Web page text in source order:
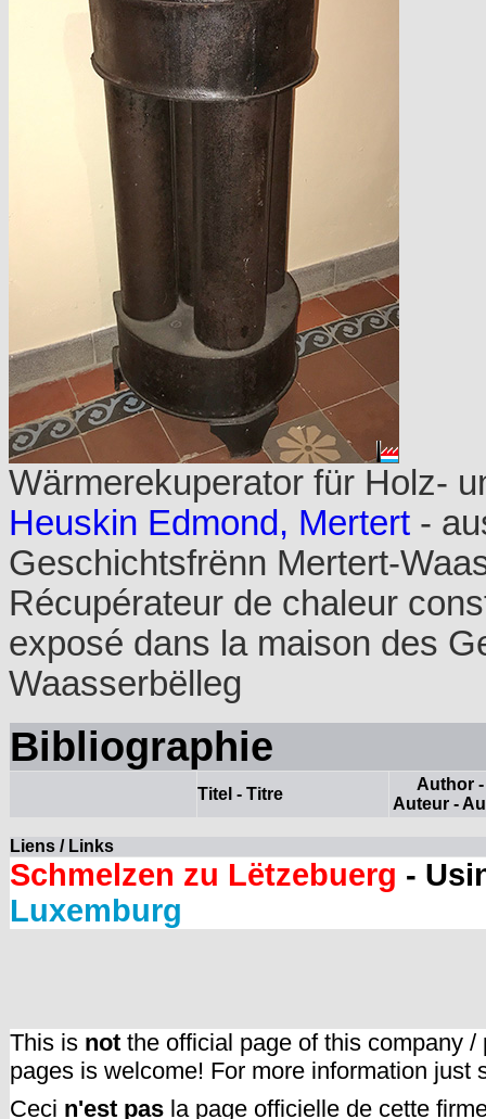
Wärmerekuperator für Holz-
Heuskin Edmond, Mertert -
Geschichtsfrënn Mertert-
Récupérateur de chaleur
exposé dans la maison des
Waasserbëlleg
Bibliographie
Titel - Titre
Author -
Auteur -
Liens / Links
Schmelzen zu Lëtzebuerg -
Luxemburg
This is not the official page of this company
pages is welcome! For more information just
Ceci n'est pas la page officielle de cette